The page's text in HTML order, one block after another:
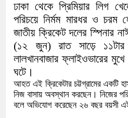
ঢাকা থেকে প্রিমিয়ার লিগ
পরিচয়ে নির্মম মারধর ও চরম
জাতীয় ক্রিকেট দলের স্পিনার
(১২ জুন) রাত সাড়ে ১১টার
লালখানবাজার ফ্লাইওভারের
ঘটে।
আহত এই ক্রিকেটার চট্টগ্রামের একটি
নিজ বাসায় অবস্থান করছেন। নিজের
বলে অভিযোগ করেছেন ২৬ বছর বয়সী